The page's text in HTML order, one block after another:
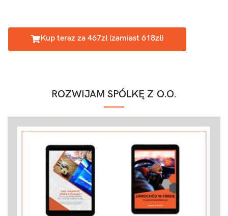
Kup teraz za 467zł (zamiast 618zł)
ROZWIJAM SPÓLKĘ Z O.O.